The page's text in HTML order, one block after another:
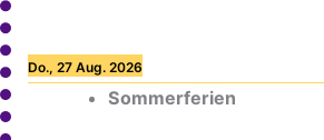
Do., 27 Aug. 2026
Sommerferien